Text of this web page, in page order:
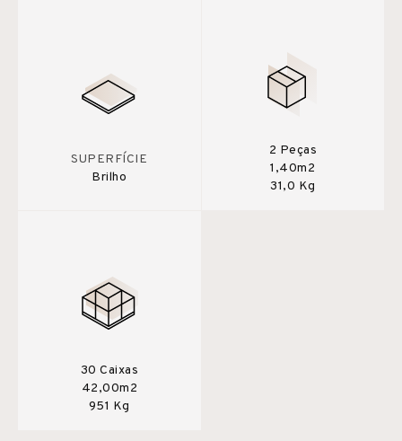
SUPERFÍCIE
Brilho
2 Peças
1,40m2
31,0 Kg
30 Caixas
42,00m2
951 Kg